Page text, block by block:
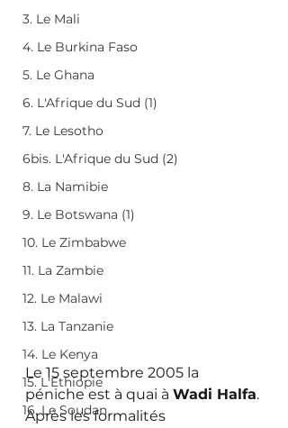
3. Le Mali
4. Le Burkina Faso
5. Le Ghana
6. L'Afrique du Sud (1)
7. Le Lesotho
6bis. L'Afrique du Sud (2)
8. La Namibie
9. Le Botswana (1)
10. Le Zimbabwe
11. La Zambie
12. Le Malawi
13. La Tanzanie
14. Le Kenya
15. L'Ethiopie
16. Le Soudan
Le 15 septembre 2005 la
péniche est à quai à Wadi Halfa.
Après les formalités